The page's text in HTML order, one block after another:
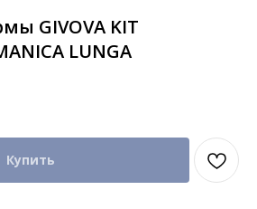
GIVOVA KIT
LUNGA
Купить